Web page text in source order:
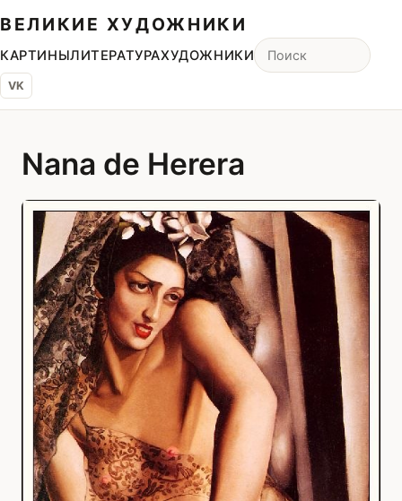
ВЕЛИКИЕ ХУДОЖНИКИ
КАРТИНЫЛИТЕРАТУРАХУДОЖНИКИ
VK
Nana de Herera